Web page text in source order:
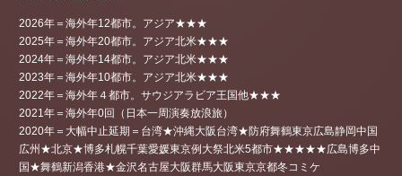
2026年＝海外年12都市。アジア★★★
2025年＝海外年20都市。アジア北米★★★
2024年＝海外年14都市。アジア北米★★★
2023年＝海外年10都市。アジア北米★★★
2022年＝海外年４都市。サウジアラビア王国他★★★
2021年＝海外年0回（日本一周演奏放浪旅）
2020年＝大幅中止延期＝台湾★沖縄大阪台湾★防府舞鶴東京広島静岡中国
広州★北京★博多札幌千葉愛媛東京例大祭北米5都市★★★★★広島博多中
国★舞鶴新潟香港★金沢名古屋大阪群馬大阪東京京都冬コミケ